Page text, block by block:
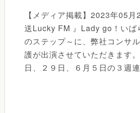
【メディア掲載】2023年05
送Lucky FM 』Lady go！いば
のステップ～に、弊社コンサ
護が出演させていただきます
日、２９日、６月５日の３週連